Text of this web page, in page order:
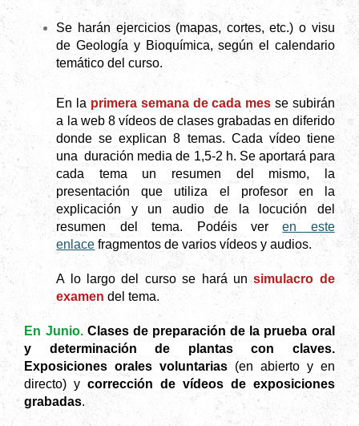
Se harán ejercicios (mapas, cortes, etc.) o visu
de Geología y Bioquímica, según el calendario
temático del curso.
En la primera semana de cada mes se subirán
a la web 8 vídeos de clases grabadas en diferido
donde se explican 8 temas. Cada vídeo tiene
una duración media de 1,5-2 h. Se aportará para
cada tema un resumen del mismo, la
presentación que utiliza el profesor en la
explicación y un audio de la locución del
resumen del tema. Podéis veren este
enlace fragmentos de varios vídeos y audios.
A lo largo del curso se hará un simulacro de
examen del tema.
En Junio. Clases de preparación de la prueba oral
y determinación de plantas con claves.
Exposiciones orales voluntarias (en abierto y en
directo) ycorrección de vídeos de exposiciones
grabadas.